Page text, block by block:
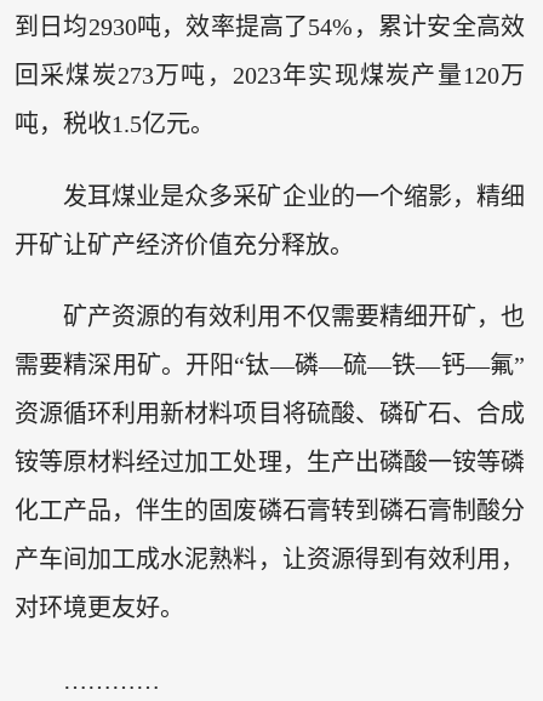
到日均2930吨，效率提高了54%，累计安全高效
回采煤炭273万吨，2023年实现煤炭产量120万
吨，税收1.5亿元。
发耳煤业是众多采矿企业的一个缩影，精细
开矿让矿产经济价值充分释放。
矿产资源的有效利用不仅需要精细开矿，也
需要精深用矿。开阳“钛—磷—硫—铁—钙—氟”
资源循环利用新材料项目将硫酸、磷矿石、合成
铵等原材料经过加工处理，生产出磷酸一铵等磷
化工产品，伴生的固废磷石膏转到磷石膏制酸分
产车间加工成水泥熟料，让资源得到有效利用，
对环境更友好。
…………